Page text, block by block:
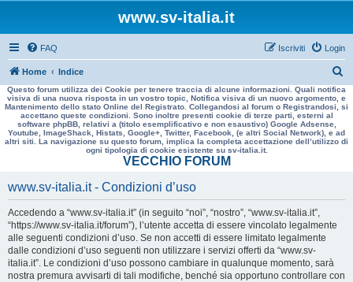
www.sv-italia.it
FAQ Login
Iscriviti
Home Indice
e
r
a
Questo forum utilizza dei Cookie per tenere traccia di alcune informazioni. Quali notifica
visiva di una nuova risposta in un vostro topic, Notifica visiva di un nuovo argomento, e
Mantenimento dello stato Online del Registrato. Collegandosi al forum o Registrandosi, si
accettano queste condizioni. Sono inoltre presenti cookie di terze parti, esterni al
software phpBB, relativi a (titolo esemplificativo e non esaustivo) Google Adsense,
Youtube, ImageShack, Histats, Google+, Twitter, Facebook, (e altri Social Network), e ad
altri siti. La navigazione su questo forum, implica la completa accettazione dell’utilizzo di
ogni tipologia di cookie esistente su sv-italia.it.
VECCHIO FORUM
www.sv-italia.it - Condizioni d’uso
Accedendo a “www.sv-italia.it” (in seguito “noi”, “nostro”, “www.sv-italia.it”,
“https://www.sv-italia.it/forum”), l’utente accetta di essere vincolato legalmente
alle seguenti condizioni d’uso. Se non accetti di essere limitato legalmente
dalle condizioni d’uso seguenti non utilizzare i servizi offerti da “www.sv-
italia.it”. Le condizioni d’uso possono cambiare in qualunque momento, sarà
nostra premura avvisarti di tali modifiche, benché sia opportuno controllare con